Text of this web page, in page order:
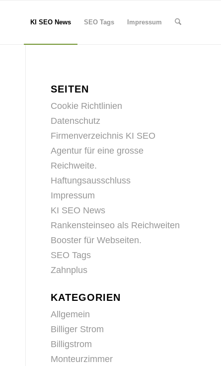
KI SEO News SEO Tags Impressum
SEITEN
Cookie Richtlinien
Datenschutz
Firmenverzeichnis KI SEO
Agentur für eine grosse
Reichweite.
Haftungsausschluss
Impressum
KI SEO News
Rankensteinseo als Reichweiten
Booster für Webseiten.
SEO Tags
Zahnplus
KATEGORIEN
Allgemein
Billiger Strom
Billigstrom
Monteurzimmer